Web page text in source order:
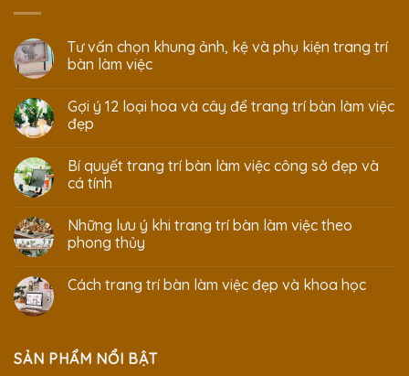
Tư vấn chọn khung ảnh, kệ và phụ kiện trang trí
bàn làm việc
Gợi ý 12 loại hoa và cây để trang trí bàn làm việc
đẹp
Bí quyết trang trí bàn làm việc công sở đẹp và
cá tính
Những lưu ý khi trang trí bàn làm việc theo
phong thủy
Cách trang trí bàn làm việc đẹp và khoa học
SẢN PHẨM NỔI BẬT